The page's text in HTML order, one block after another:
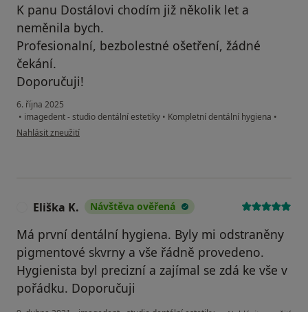
K panu Dostálovi chodím již několik let a
neměnila bych.
Profesionalní, bezbolestné ošetření, žádné
čekání.
Doporučuji!
6. října 2025
• imagedent - studio dentální estetiky • Kompletní dentální hygiena •
podle názoru uživatele Lucie
Nahlásit zneužití
Eliška K. Návštěva ověřená
Má první dentální hygiena. Byly mi odstraněny
pigmentové skvrny a vše řádně provedeno.
Hygienista byl precizní a zajímal se zdá ke vše v
pořádku. Doporučuji